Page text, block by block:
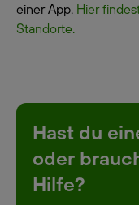
einer App. Hier
Standorte.
Hast du
oder
Hilfe?